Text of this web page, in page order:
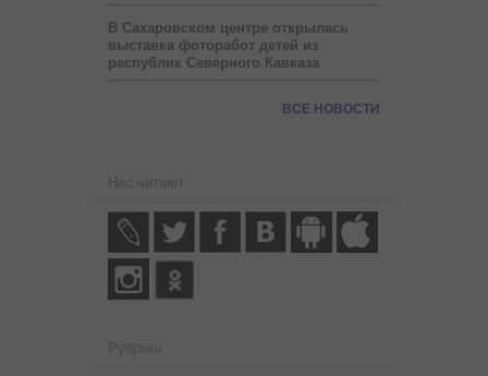
В Сахаровском центре открылась
выставка фоторабот детей из
республик Северного Кавказа
ВСЕ НОВОСТИ
Нас читают
Рубрики